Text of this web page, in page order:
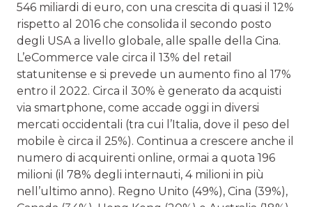
546 miliardi di euro, con una crescita di quasi il 12%
rispetto al 2016 che consolida il secondo posto
degli USA a livello globale, alle spalle della Cina.
L’eCommerce vale circa il 13% del retail
statunitense e si prevede un aumento fino al 17%
entro il 2022. Circa il 30% è generato da acquisti
via smartphone, come accade oggi in diversi
mercati occidentali (tra cui l’Italia, dove il peso del
mobile è circa il 25%). Continua a crescere anche il
numero di acquirenti online, ormai a quota 196
milioni (il 78% degli internauti, 4 milioni in più
nell’ultimo anno). Regno Unito (49%), Cina (39%),